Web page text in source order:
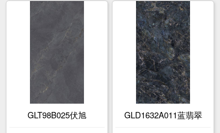
GLT98B025伏旭 GLD1632A011蓝翡翠